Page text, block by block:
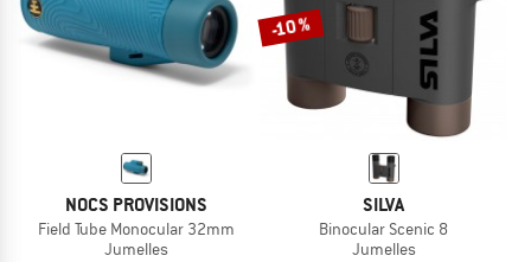
NOCS PROVISIONS
Field Tube Monocular 32mm
Jumelles
-10 %
SILVA
Binocular Scenic 8
Jumelles